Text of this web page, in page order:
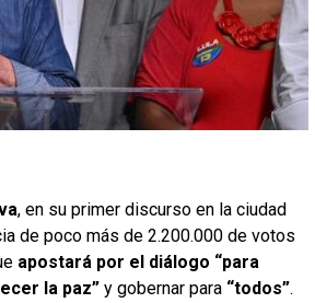
, en su primer discurso en la ciudad
de poco más de 2.200.000 de votos
apostará por el diálogo “para
la paz” y gobernar para “todos”.